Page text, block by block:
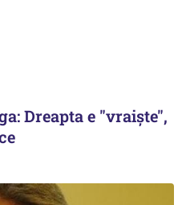
Dreapta e "vraiște",